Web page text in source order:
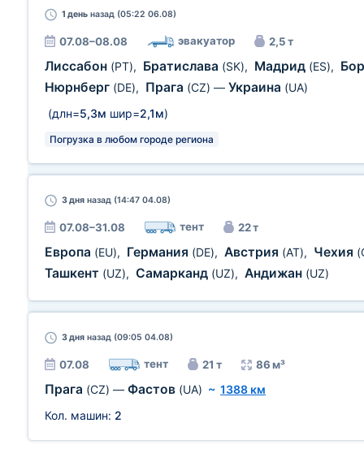
1 день назад (05:22 06.08)
07.08–08.08 эвакуатор 2,5 т
Лиссабон (PT), Братислава (SK), Мадрид (ES),
Нюрнберг (DE), Прага (CZ) — Украина (UA)
(длн=5,3м шир=2,1м)
Погрузка в любом городе региона
3 дня назад (14:47 04.08)
07.08–31.08 тент 22 т
Европа (EU), Германия (DE), Австрия (AT), Чехия
Ташкент (UZ), Самарканд (UZ), Андижан (UZ)
3 дня назад (09:05 04.08)
07.08 тент 21 т 86 м³
Прага (CZ) — Фастов (UA) ~ 1388 км
Кол. машин: 2